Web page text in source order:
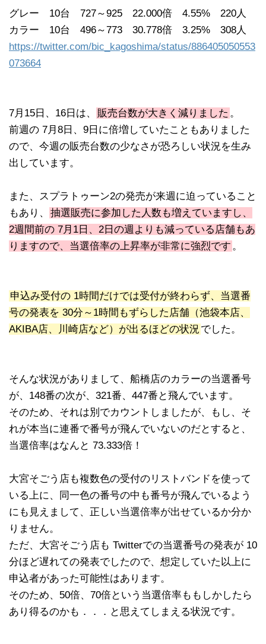
グレー 10台 727～925 22.000倍 4.55% 220人
カラー 10台 496～773 30.778倍 3.25% 308人
https://twitter.com/bic_kagoshima/status/886405050553
073664
7月15日、16日は、 販売台数が大きく減りました 。
前週の 7月8日、9日に倍増していたこともありました
ので、今週の販売台数の少なさが恐ろしい状況を生み
出しています。
また、スプラトゥーン2の発売が来週に迫っていること
もあり、
抽選販売に参加した人数も増えていますし、
2週間前の 7月1日、2日の週よりも減っている店舗もあ
りますので、当選倍率の上昇率が非常に強烈です 。
申込み受付の 1時間だけでは受付が終わらず、当選番
号の発表を 30分～1時間もずらした店舗（池袋本店、
AKIBA店、川崎店など）が出るほどの状況 でした。
そんな状況がありまして、船橋店のカラーの当選番号
が、148番の次が、321番、447番と飛んでいます。
そのため、それは別でカウントしましたが、もし、そ
れが本当に連番で番号が飛んでいないのだとすると、
当選倍率はなんと 73.333倍！
大宮そごう店も複数色の受付のリストバンドを使って
いる上に、同一色の番号の中も番号が飛んでいるよう
にも見えまして、正しい当選倍率が出せているか分か
りません。
ただ、大宮そごう店も Twitterでの当選番号の発表が 10
分ほど遅れての発表でしたので、想定していた以上に
申込者があった可能性はあります。
そのため、50倍、70倍という当選倍率ももしかしたら
あり得るのかも．．．と思えてしまえる状況です。